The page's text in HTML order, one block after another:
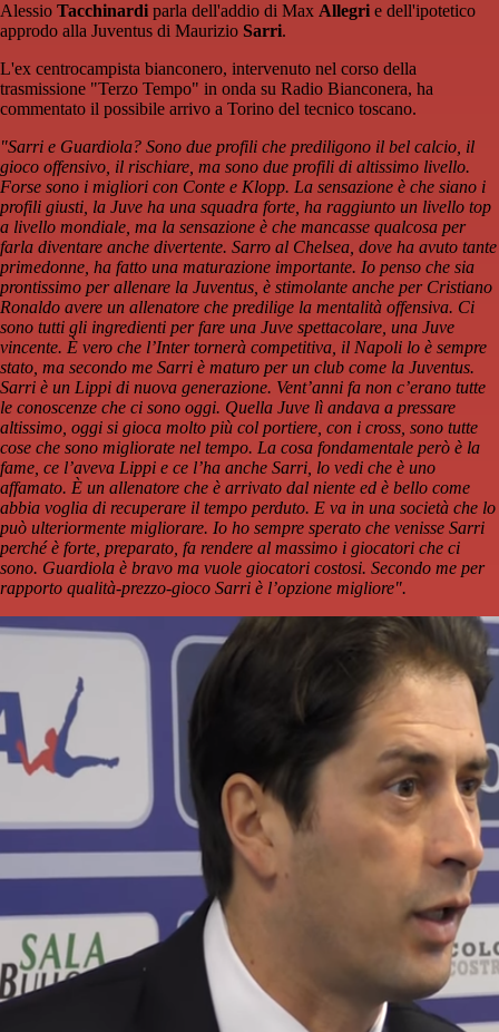
Alessio Tacchinardi parla dell'addio di Max Allegri e dell'ipotetico
approdo alla Juventus di Maurizio Sarri.
L'ex centrocampista bianconero, intervenuto nel corso della
trasmissione "Terzo Tempo" in onda su Radio Bianconera, ha
commentato il possibile arrivo a Torino del tecnico toscano.
"Sarri e Guardiola? Sono due profili che prediligono il bel calcio, il
gioco offensivo, il rischiare, ma sono due profili di altissimo livello.
Forse sono i migliori con Conte e Klopp. La sensazione è che siano i
profili giusti, la Juve ha una squadra forte, ha raggiunto un livello top
a livello mondiale, ma la sensazione è che mancasse qualcosa per
farla diventare anche divertente. Sarro al Chelsea, dove ha avuto tante
primedonne, ha fatto una maturazione importante. Io penso che sia
prontissimo per allenare la Juventus, è stimolante anche per Cristiano
Ronaldo avere un allenatore che predilige la mentalità offensiva. Ci
sono tutti gli ingredienti per fare una Juve spettacolare, una Juve
vincente. È vero che l’Inter tornerà competitiva, il Napoli lo è sempre
stato, ma secondo me Sarri è maturo per un club come la Juventus.
Sarri è un Lippi di nuova generazione. Vent’anni fa non c’erano tutte
le conoscenze che ci sono oggi. Quella Juve lì andava a pressare
altissimo, oggi si gioca molto più col portiere, con i cross, sono tutte
cose che sono migliorate nel tempo. La cosa fondamentale però è la
fame, ce l’aveva Lippi e ce l’ha anche Sarri, lo vedi che è uno
affamato. È un allenatore che è arrivato dal niente ed è bello come
abbia voglia di recuperare il tempo perduto. E va in una società che lo
può ulteriormente migliorare. Io ho sempre sperato che venisse Sarri
perché è forte, preparato, fa rendere al massimo i giocatori che ci
sono. Guardiola è bravo ma vuole giocatori costosi. Secondo me per
rapporto qualità-prezzo-gioco Sarri è l’opzione migliore".